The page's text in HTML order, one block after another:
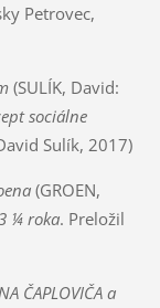
Petrovec,
(SULÍK, David:
sociálne
Sulík, 2017)
(GROEN,
¼ roka. Preložil
ČAPLOVIČA a